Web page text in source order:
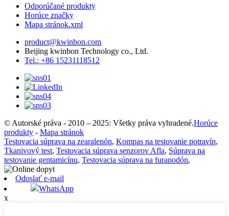
Odporúčané produkty
Horúce značky
Mapa stránok.xml
product@kwinbon.com
Beijing kwinbon Technology co., Ltd.
Tel.: +86 15231118512
© Autorské práva - 2010 – 2025: Všetky práva vyhradené.Horúce
produkty - Mapa stránok
Testovacia súprava na zearalenón, Kompas na testovanie potravín,
Tkanivový test, Testovacia súprava senzorov Afla, Súprava na
testovanie gentamicínu, Testovacia súprava na furanodón,
Odoslať e-mail
WhatsApp
x